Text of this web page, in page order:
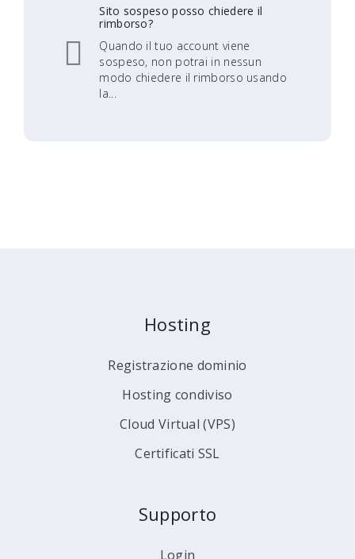
Sito sospeso posso chiedere il
rimborso?
Quando il tuo account viene
sospeso, non potrai in nessun
modo chiedere il rimborso usando
la...
Hosting
Registrazione dominio
Hosting condiviso
Cloud Virtual (VPS)
Certificati SSL
Supporto
Login